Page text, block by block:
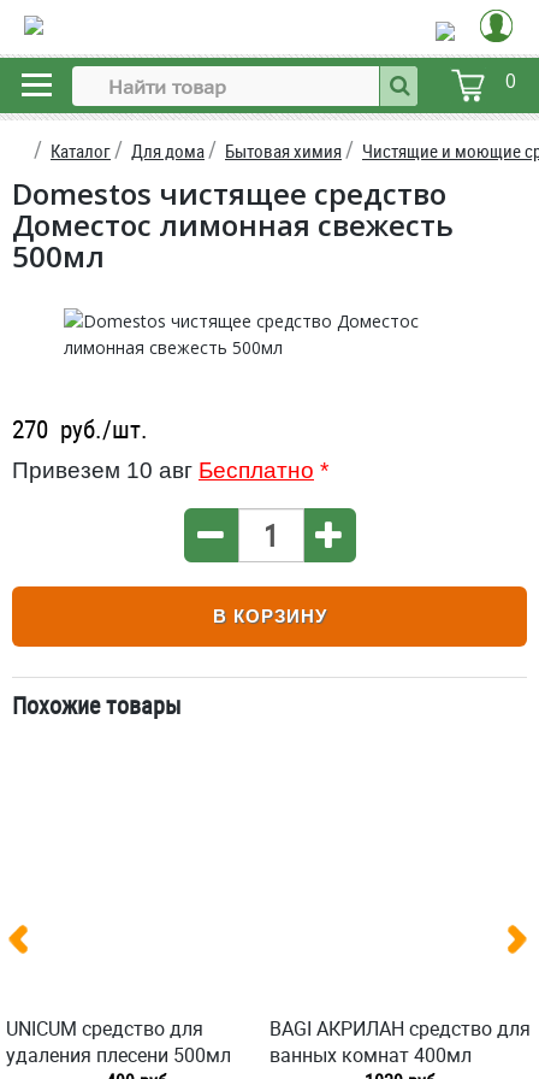
0
Каталог Для дома Бытовая химия Чистящие и моющие
Domestos чистящее средство
Доместос лимонная свежесть
500мл
270 руб./шт.
Привезем 10 авг Бесплатно *
В КОРЗИНУ
Похожие товары
UNICUM средство для
удаления плесени 500мл
BAGI АКРИЛАН средство для
ванных комнат 400мл